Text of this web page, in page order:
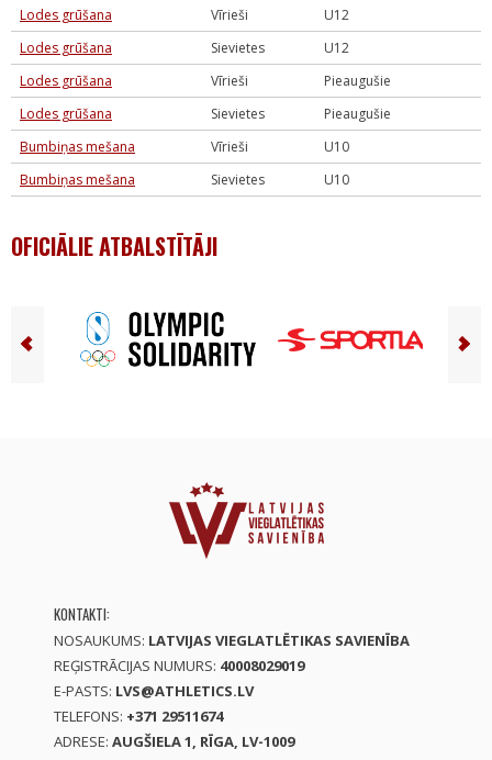
Lodes grūšana
Vīrieši
U12
Lodes grūšana
Sievietes
U12
Lodes grūšana
Vīrieši
Pieaugušie
Lodes grūšana
Sievietes
Pieaugušie
Bumbiņas mešana
Vīrieši
U10
Bumbiņas mešana
Sievietes U10
OFICIĀLIE ATBALSTĪTĀJI
KONTAKTI:
NOSAUKUMS: LATVIJAS VIEGLATLĒTIKAS SAVIENĪBA
REĢISTRĀCIJAS NUMURS: 40008029019
E-PASTS: LVS@ATHLETICS.LV
TELEFONS: +371 29511674
ADRESE: AUGŠIELA 1, RĪGA, LV-1009